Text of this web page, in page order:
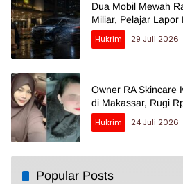
Dua Mobil Mewah
Miliar, Pelajar Lapor
Hukrim
29 Juli 2026
Owner RA Skincare
di Makassar, Rugi
Hukrim
24 Juli 2026
Popular Posts